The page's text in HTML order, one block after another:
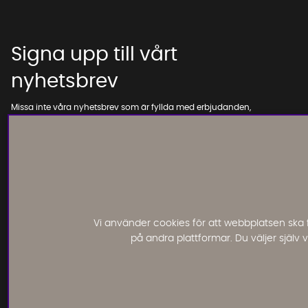
Vi använder cookies för att webbplatsen
på andra plattformar. Du väljer själv
Signa upp till vårt
nyhetsbrev
Missa inte våra nyhetsbrev som är fyllda med erbjudanden,